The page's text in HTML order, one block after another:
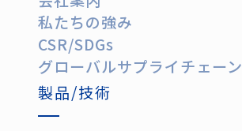
私たちの強み
CSR/SDGs
グローバルサプライチェーン
製品/技術